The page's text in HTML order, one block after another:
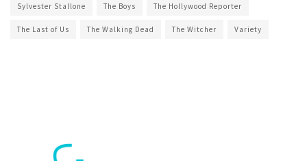
Sylvester Stallone The Boys The Hollywood Reporter
The Last of Us The Walking Dead The Witcher Variety